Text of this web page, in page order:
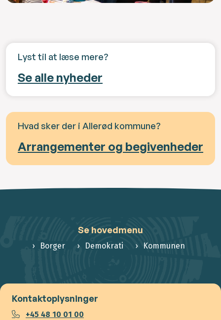
Lyst til at læse mere?
Se alle nyheder
Hvad sker der i Allerød kommune?
Arrangementer og begivenheder
Se hovedmenu
Borger Demokrati Kommunen
Kontaktoplysninger
+45 48 10 01 00